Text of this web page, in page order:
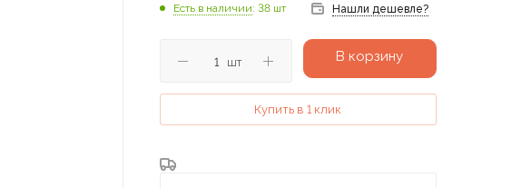
Есть в наличии: 38 шт Нашли дешевле?
шт В корзину
Купить в 1 клик